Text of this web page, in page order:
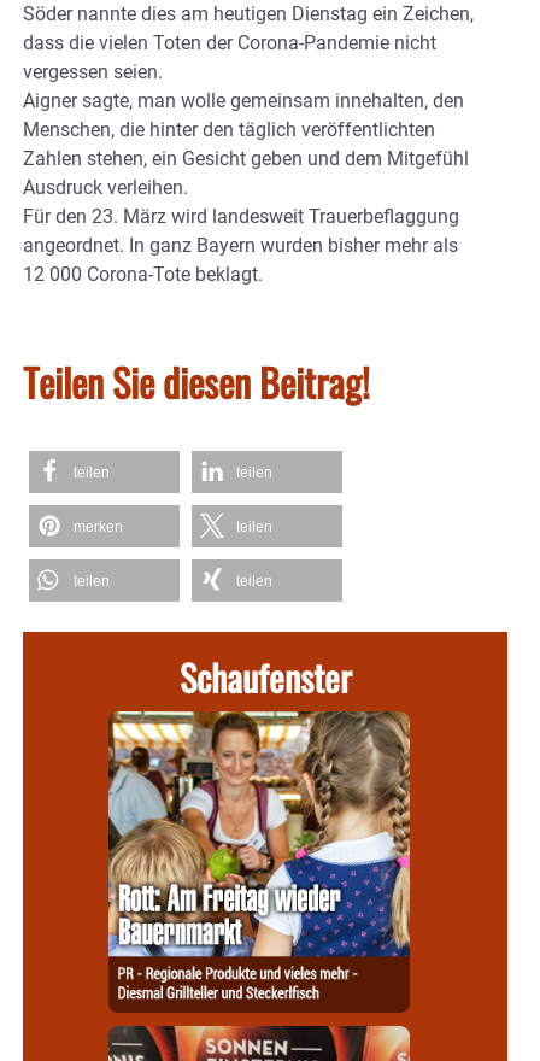
Söder nannte dies am heutigen Dienstag ein Zeichen,
dass die vielen Toten der Corona-Pandemie nicht
vergessen seien.
Aigner sagte, man wolle gemeinsam innehalten, den
Menschen, die hinter den täglich veröffentlichten
Zahlen stehen, ein Gesicht geben und dem Mitgefühl
Ausdruck verleihen.
Für den 23. März wird landesweit Trauerbeflaggung
angeordnet. In ganz Bayern wurden bisher mehr als
12 000 Corona-Tote beklagt.
Teilen Sie diesen Beitrag!
teilen teilen
merken teilen
teilen teilen
Schaufenster